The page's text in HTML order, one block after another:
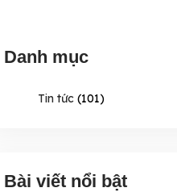
Danh mục
Tin tức (101)
Bài viết nổi bật